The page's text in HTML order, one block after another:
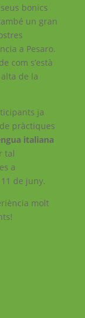
bonics
un gran
a Pesaro.
com s’està
de la
ja
pràctiques
italiana
tal
a
de juny.
molt